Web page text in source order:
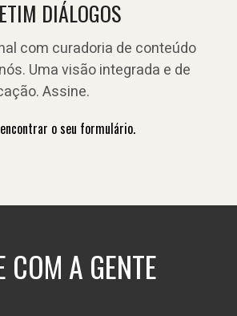
DIÁLOGOS
com curadoria de conteúdo
Uma visão integrada e de
Assine.
o seu formulário.
COM A GENTE